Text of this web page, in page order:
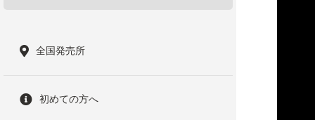
全国発売所
初めての方へ